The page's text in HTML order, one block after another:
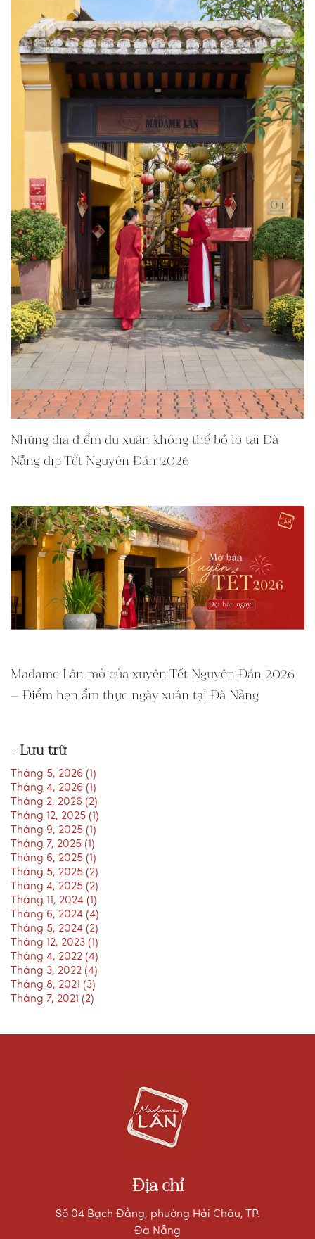
Những địa điểm du xuân không thể bỏ lỡ tại Đà
Nẵng dịp Tết Nguyên Đán 2026
Madame Lân mở cửa xuyên Tết Nguyên Đán 2026
– Điểm hẹn ẩm thực ngày xuân tại Đà Nẵng
- Lưu trữ
Tháng 5, 2026 (1)
Tháng 4, 2026 (1)
Tháng 2, 2026 (2)
Tháng 12, 2025 (1)
Tháng 9, 2025 (1)
Tháng 7, 2025 (1)
Tháng 6, 2025 (1)
Tháng 5, 2025 (2)
Tháng 4, 2025 (2)
Tháng 11, 2024 (1)
Tháng 6, 2024 (4)
Tháng 5, 2024 (2)
Tháng 12, 2023 (1)
Tháng 4, 2022 (4)
Tháng 3, 2022 (4)
Tháng 8, 2021 (3)
Tháng 7, 2021 (2)
Địa chỉ
Số 04 Bạch Đằng, phường Hải Châu, TP.
Đà Nẵng